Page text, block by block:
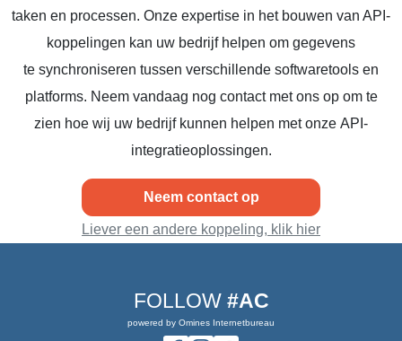
taken en processen. Onze expertise in het bouwen van API-
koppelingen kan uw bedrijf helpen om gegevens
te synchroniseren tussen verschillende softwaretools en
platforms. Neem vandaag nog contact met ons op om te
zien hoe wij uw bedrijf kunnen helpen met onze API-
integratieoplossingen.
Neem contact op
Liever een andere koppeling, klik hier
FOLLOW #AC
powered by Omines Internetbureau